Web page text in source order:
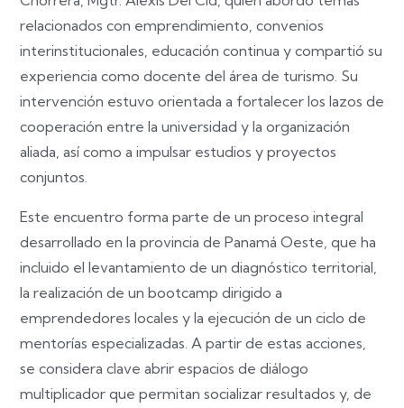
relacionados con emprendimiento, convenios
interinstitucionales, educación continua y compartió su
experiencia como docente del área de turismo. Su
intervención estuvo orientada a fortalecer los lazos de
cooperación entre la universidad y la organización
aliada, así como a impulsar estudios y proyectos
conjuntos.
Este encuentro forma parte de un proceso integral
desarrollado en la provincia de Panamá Oeste, que ha
incluido el levantamiento de un diagnóstico territorial,
la realización de un bootcamp dirigido a
emprendedores locales y la ejecución de un ciclo de
mentorías especializadas. A partir de estas acciones,
se considera clave abrir espacios de diálogo
multiplicador que permitan socializar resultados y, de